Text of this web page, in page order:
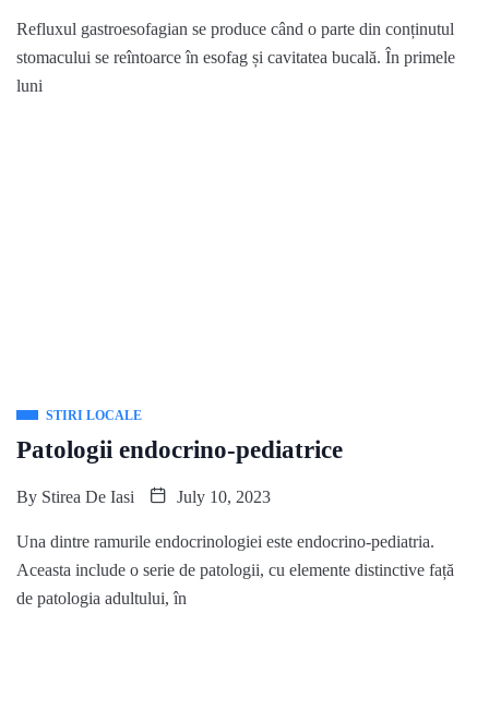
Refluxul gastroesofagian se produce când o parte din conținutul
stomacului se reîntoarce în esofag și cavitatea bucală. În primele
luni
STIRI LOCALE
Patologii endocrino-pediatrice
By Stirea De Iasi July 10, 2023
Una dintre ramurile endocrinologiei este endocrino-pediatria.
Aceasta include o serie de patologii, cu elemente distinctive față
de patologia adultului, în